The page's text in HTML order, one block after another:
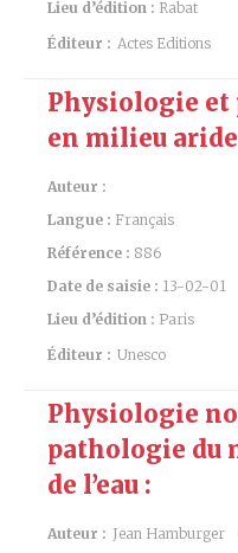
Lieu d’édition : Rabat
Éditeur : Actes Editions
Physiologie et
en milieu
Auteur :
Langue : Français
Référence : 886
Date de saisie : 13-02-01
Lieu d’édition : Paris
Éditeur : Unesco
Physiologie
pathologie du
de l’eau :
Auteur : Jean Hamburger